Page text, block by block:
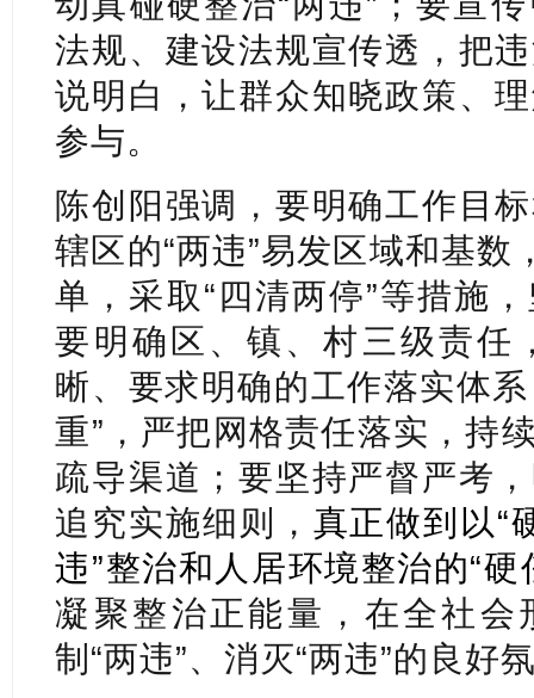
法规、建设法规宣传透，把
说明白，让群众知晓政策、
参与。
陈创阳强调，要明确工作目
辖区的“两违”易发区域和基数
单，采取“四清两停”等措施
要明确区、镇、村三级责任
晰、要求明确的工作落实体
重”，严把网格责任落实，持
疏导渠道；要坚持严督严考
追究实施细则， 真正做到以“
违”整治和人居环境整治的“硬
凝聚整治正能量，在全社会
制“两违”、消灭“两违”的良好